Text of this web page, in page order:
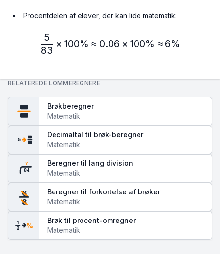
Procentdelen af elever, der kan lide matematik:
\frac{5}{83} × 100\% ≈
83
5
× 100% ≈ 0.06 × 100% ≈ 6%
RELATEREDE LOMMEREGNERE
Brøkberegner
Matematik
.5
Decimaltal til brøk-beregner
Matematik
84
7
Beregner til lang division
Matematik
6
8
Beregner til forkortelse af brøker
Matematik
1
2 %
Brøk til procent-omregner
Matematik